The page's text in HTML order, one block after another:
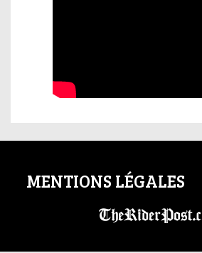
MENTIONS LÉGALES